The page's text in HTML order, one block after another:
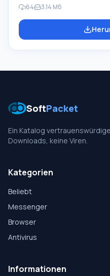
Programm für die ganze
erspart Ihnen die
gehen, um das Programm
64 3.14 Мб
SoftPacket
Ein Katalog
Downloads, keine Viren.
Kategorien
Beliebt
Messenger
Browser
Antivirus
Informationen